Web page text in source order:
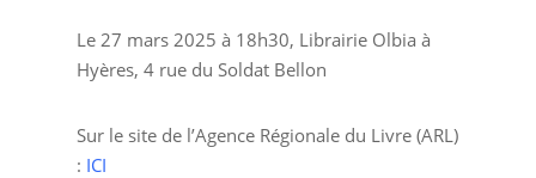
Le 27 mars 2025 à 18h30, Librairie Olbia à
Hyères, 4 rue du Soldat Bellon
Sur le site de l’Agence Régionale du Livre (ARL)
: ICI